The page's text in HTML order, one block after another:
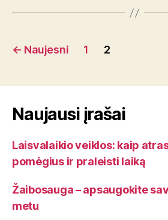
Navigacija
įrašų
← Naujesni 1 2
Naujausi įrašai
Laisvalaikio veiklos: kaip
pomėgius ir praleisti laiką
Žaibosauga – apsaugokite
metu